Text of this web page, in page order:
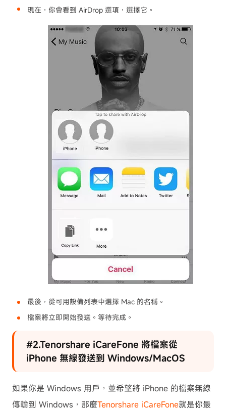
現在，你會看到 AirDrop 選項，選擇它。
最後，從可用設備列表中選擇 Mac 的名稱。
檔案將立即開始發送。等待完成。
#2.Tenorshare iCareFone 將檔案從
iPhone 無線發送到 Windows/MacOS
如果你是 Windows 用戶，並希望將 iPhone 的檔案無線
傳輸到 Windows，那麼Tenorshare iCareFone就是你最